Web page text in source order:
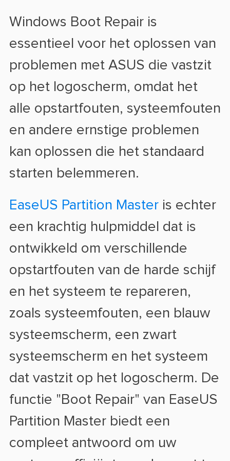
Windows Boot Repair is
essentieel voor het oplossen van
problemen met ASUS die vastzit
op het logoscherm, omdat het
alle opstartfouten, systeemfouten
en andere ernstige problemen
kan oplossen die het standaard
starten belemmeren.
EaseUS Partition Masteris echter
een krachtig hulpmiddel dat is
ontwikkeld om verschillende
opstartfouten van de harde schijf
en het systeem te repareren,
zoals systeemfouten, een blauw
systeemscherm, een zwart
systeemscherm en het systeem
dat vastzit op het logoscherm. De
functie "Boot Repair" van EaseUS
Partition Master biedt een
compleet antwoord om uw